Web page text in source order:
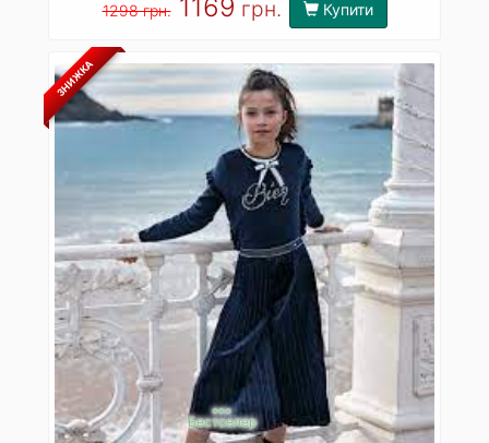
1298 грн. 1169 грн. Купити
ЗНИЖКА
***
Бестселер